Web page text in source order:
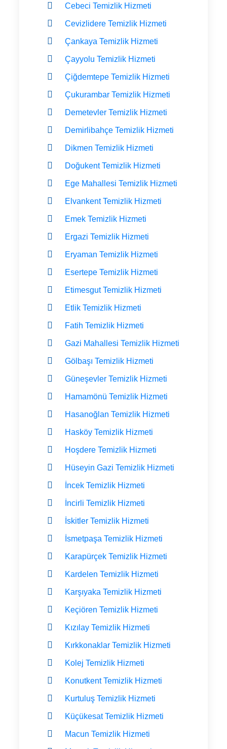
Cebeci Temizlik Hizmeti
Cevizlidere Temizlik Hizmeti
Çankaya Temizlik Hizmeti
Çayyolu Temizlik Hizmeti
Çiğdemtepe Temizlik Hizmeti
Çukurambar Temizlik Hizmeti
Demetevler Temizlik Hizmeti
Demirlibahçe Temizlik Hizmeti
Dikmen Temizlik Hizmeti
Doğukent Temizlik Hizmeti
Ege Mahallesi Temizlik Hizmeti
Elvankent Temizlik Hizmeti
Emek Temizlik Hizmeti
Ergazi Temizlik Hizmeti
Eryaman Temizlik Hizmeti
Esertepe Temizlik Hizmeti
Etimesgut Temizlik Hizmeti
Etlik Temizlik Hizmeti
Fatih Temizlik Hizmeti
Gazi Mahallesi Temizlik Hizmeti
Gölbaşı Temizlik Hizmeti
Güneşevler Temizlik Hizmeti
Hamamönü Temizlik Hizmeti
Hasanoğlan Temizlik Hizmeti
Hasköy Temizlik Hizmeti
Hoşdere Temizlik Hizmeti
Hüseyin Gazi Temizlik Hizmeti
İncek Temizlik Hizmeti
İncirli Temizlik Hizmeti
İskitler Temizlik Hizmeti
İsmetpaşa Temizlik Hizmeti
Karapürçek Temizlik Hizmeti
Kardelen Temizlik Hizmeti
Karşıyaka Temizlik Hizmeti
Keçiören Temizlik Hizmeti
Kızılay Temizlik Hizmeti
Kırkkonaklar Temizlik Hizmeti
Kolej Temizlik Hizmeti
Konutkent Temizlik Hizmeti
Kurtuluş Temizlik Hizmeti
Küçükesat Temizlik Hizmeti
Macun Temizlik Hizmeti